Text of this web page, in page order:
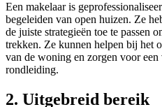
Een makelaar is
begeleiden van open huizen. Ze
de juiste strategieën toe te passen
trekken. Ze kunnen helpen bij het
van de woning en zorgen voor een
rondleiding.
2. Uitgebreid bereik